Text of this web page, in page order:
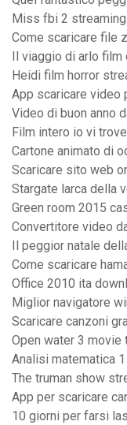
Miss fbi 2 streaming
Come scaricare file
Il viaggio di arlo
Heidi film horror
App scaricare video
Video di buon anno
Film intero io vi
Cartone animato di
Scaricare sito web
Stargate larca della
Green room 2015
Convertitore video
Il peggior natale
Come scaricare
Office 2010 ita
Miglior navigatore
Scaricare canzoni
Open water 3 movie
Analisi matematica
The truman show
App per scaricare
10 giorni per farsi